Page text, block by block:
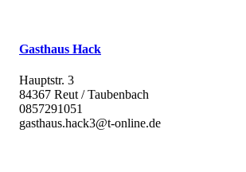
Gasthaus Hack
Hauptstr. 3
84367 Reut / Taubenbach
0857291051
gasthaus.hack3@t-online.de